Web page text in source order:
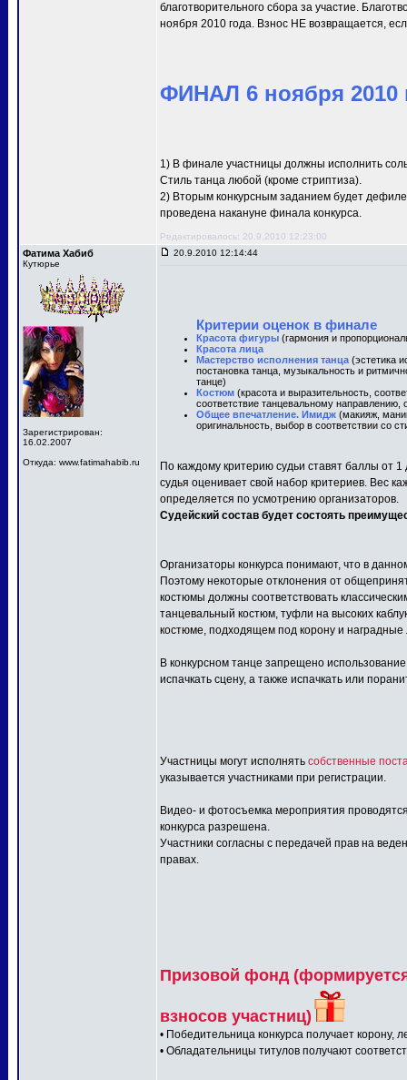
благотворительного сбора за участие.
ноября 2010 года. Взнос НЕ возвращается,
ФИНАЛ 6 ноября 2010
1) В финале участницы должны исполнить
Стиль танца любой (кроме стриптиза).
2) Вторым конкурсным заданием будет
проведена накануне финала конкурса.
Редактировалось: 20.9.2010 12:23:00
Фатима Хабиб
Кутюрье
Зарегистрирован:
16.02.2007
Откуда: www.fatimahabib.ru
20.9.2010 12:14:44
Критерии оценок в финале
Красота фигуры (гармония и
Красота лица
Мастерство исполнения танца (эстетика
постановка танца, музыкальность и
танце)
Костюм (красота и выразительность,
соответствие танцевальному направлению,
Общее впечатление. Имидж (макияж,
оригинальность, выбор в соответствии со
По каждому критерию судьи ставят баллы от
судья оценивает свой набор критериев. Вес
определяется по усмотрению организаторов.
Судейский состав будет состоять
Организаторы конкурса понимают, что в
Поэтому некоторые отклонения от
костюмы должны соответствовать
танцевальный костюм, туфли на высоких
костюме, подходящем под корону и наградные
В конкурсном танце запрещено
испачкать сцену, а также испачкать или
Участницы могут исполнять собственные
указывается участниками при регистрации.
Видео- и фотосъемка мероприятия
конкурса разрешена.
Участники согласны с передачей прав на
правах.
Призовой фонд
взносов участниц)
• Победительница конкурса получает корону,
• Обладательницы титулов получают